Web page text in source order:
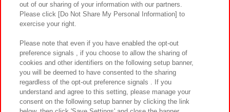
プライバシーポリシー ウェブアクセシビリティ方針と検証結果
お取引先さまとともに
カスタマーハラスメント対応方針 よくあるご質問・お問い合わせ
out of our sharing of your information with our partners.
Please click [Do Not Share My Personal Information] to
exercise your right.
Please note that even if you have enabled the opt-out
preference signals , if you choose to allow the sharing of
cookies and other identifiers on the following setup banner,
you will be deemed to have consented to the sharing
regardless of the opt-out preference signals . If you
understand and agree to this setting, please manage your
consent on the following setup banner by clicking the link